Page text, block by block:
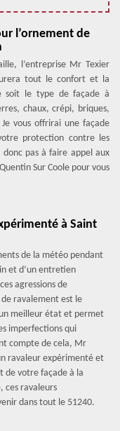
l’ornement de
l’entreprise Mr Texier
tout le confort et la
soit le type de façade à
chaux, crépi, briques,
vous offrirai une façade
protection contre les
pas à faire appel aux
Sur Coole pour vous
à Saint
de la météo pendant
et d’un entretien
agressions de
ravalement est le
meilleur état et permet
imperfections qui
compte de cela, Mr
ravaleur expérimenté et
de votre façade à la
ces ravaleurs
dans tout le 51240.